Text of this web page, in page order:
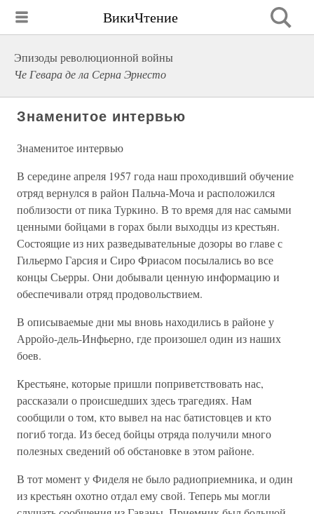
ВикиЧтение
Эпизоды революционной войны
Че Гевара де ла Серна Эрнесто
Знаменитое интервью
Знаменитое интервью
В середине апреля 1957 года наш проходивший обучение
отряд вернулся в район Пальча-Моча и расположился
поблизости от пика Туркино. В то время для нас самыми
ценными бойцами в горах были выходцы из крестьян.
Состоящие из них разведывательные дозоры во главе с
Гильермо Гарсия и Сиро Фриасом посылались во все
концы Сьерры. Они добывали ценную информацию и
обеспечивали отряд продовольствием.
В описываемые дни мы вновь находились в районе у
Арройо-дель-Инфьерно, где произошел один из наших
боев.
Крестьяне, которые пришли поприветствовать нас,
рассказали о происшедших здесь трагедиях. Нам
сообщили о том, кто вывел на нас батистовцев и кто
погиб тогда. Из бесед бойцы отряда получили много
полезных сведений об обстановке в этом районе.
В тот момент у Фиделя не было радиоприемника, и один
из крестьян охотно отдал ему свой. Теперь мы могли